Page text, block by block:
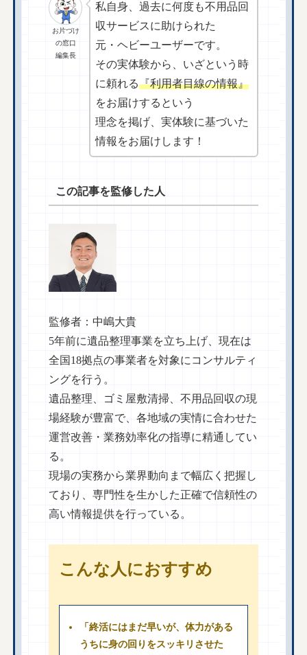
お片づけ
の窓口
編集長
私自身、過去に何度も不用品回
収サービスに助けられた
元・ヘビーユーザーです。
その実体験から、いざという時
に頼れる『利用者目線の情報』
をお届けするという
理念を掲げ、実体験に基づいた
情報をお届けします！
この記事を監修した人
監修者：中嶋大貴
5年前に遺品整理事業を立ち上げ、現在は
全国18拠点の事業者を対象にコンサルティ
ングを行う。
遺品整理、ゴミ屋敷清掃、不用品回収の現
場経験が豊富で、各地域の実情に合わせた
運営改善・業務効率化の指導に精通してい
る。
現場の実務から業界動向まで幅広く把握し
ており、専門性を生かした正確で信頼性の
高い情報提供を行っている。
こんな人におすすめ
「終活にはまだ早いが、体力がある
うちに身の回りをスッキリさせた